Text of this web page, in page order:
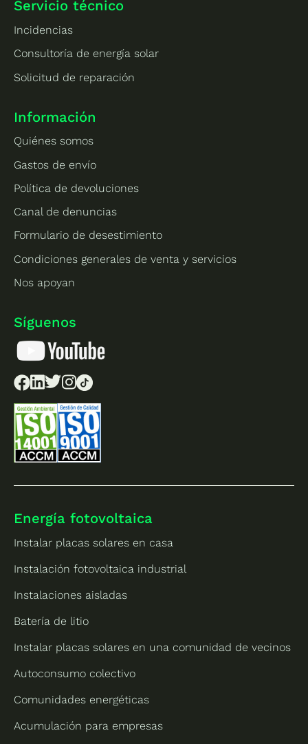
Servicio técnico
Incidencias
Consultoría de energía solar
Solicitud de reparación
Información
Quiénes somos
Gastos de envío
Política de devoluciones
Canal de denuncias
Formulario de desestimiento
Condiciones generales de venta y servicios
Nos apoyan
Síguenos
Energía fotovoltaica
Instalar placas solares en casa
Instalación fotovoltaica industrial
Instalaciones aisladas
Batería de litio
Instalar placas solares en una comunidad de vecinos
Autoconsumo colectivo
Comunidades energéticas
Acumulación para empresas